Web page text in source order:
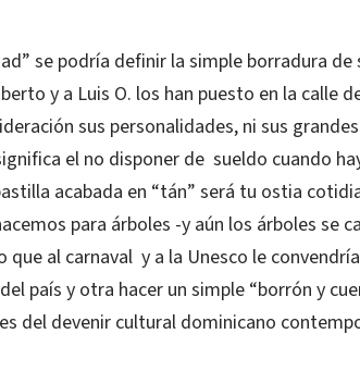
se podría definir la simple borradura
y a Luis O. los han puesto en la calle
sus personalidades, ni sus
el no disponer de sueldo cuando
acabada en “tán” será tu ostia
para árboles -y aún los árboles se
que al carnaval y a la Unesco le
país y otra hacer un simple “borrón y
del devenir cultural dominicano